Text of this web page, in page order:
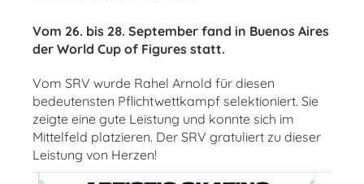
Vom 26. bis 28. September fand in Buenos Aires
der World Cup of Figures statt.
Vom SRV wurde Rahel Arnold für diesen
bedeutensten Pflichtwettkampf selektioniert. Sie
zeigte eine gute Leistung und konnte sich im
Mittelfeld platzieren. Der SRV gratuliert zu dieser
Leistung von Herzen!